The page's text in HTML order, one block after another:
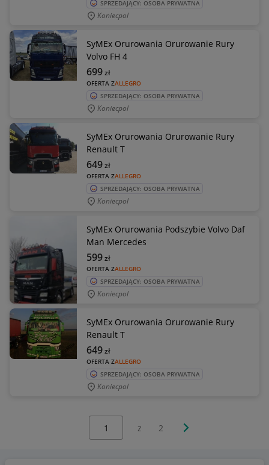
SPRZEDAJĄCY: OSOBA PRYWATNA
Koniecpol
SyMEx Orurowania Orurowanie Rury
Volvo FH 4
OFERTA ZALLEGRO
699zł
SPRZEDAJĄCY: OSOBA PRYWATNA
Koniecpol
SyMEx Orurowania Orurowanie Rury
Renault T
OFERTA ZALLEGRO
649zł
SPRZEDAJĄCY: OSOBA PRYWATNA
Koniecpol
SyMEx Orurowania Podszybie Volvo Daf
Man Mercedes
OFERTA ZALLEGRO
599zł
SPRZEDAJĄCY: OSOBA PRYWATNA
Koniecpol
SyMEx Orurowania Orurowanie Rury
Renault T
OFERTA ZALLEGRO
649zł
SPRZEDAJĄCY: OSOBA PRYWATNA
Koniecpol
z 2 Następna strona